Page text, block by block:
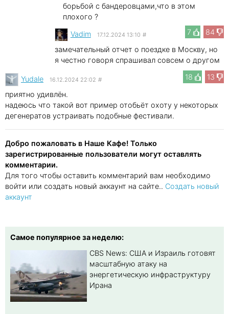
борьбой с бандеровцами,что в этом
плохого ?
7
84
Vadim 17.12.2024 13:10 #
замечательный отчет о поездке в Москву, но
я честно говоря спрашивал совсем о другом
18
13
Yudale 16.12.2024 22:02 #
приятно удивлён.
надеюсь что такой вот пример отобьёт охоту у некоторых
дегенератов устраивать подобные фестивали.
Добро пожаловать в Наше Кафе! Только
зарегистрированные пользователи могут оставлять
комментарии.
Для того чтобы оставить комментарий вам необходимо
войти или создать новый аккаунт на сайте.. Создать новый
аккаунт
Самое популярное за неделю:
CBS News: США и Израиль готовят
масштабную атаку на
энергетическую инфраструктуру
Ирана